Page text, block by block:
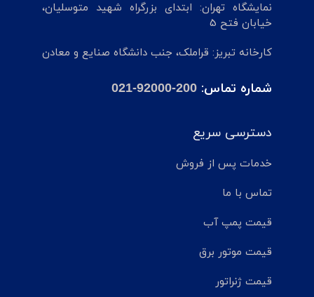
نمایشگاه تهران: ابتدای بزرگراه شهید متوسلیان،
خیابان فتح 5
کارخانه تبریز: قراملک، جنب دانشگاه صنایع و معادن
شماره تماس: 021-92000-200
دسترسی سریع
خدمات پس از فروش
تماس با ما
قیمت پمپ آب
قیمت موتور برق
قیمت ژنراتور